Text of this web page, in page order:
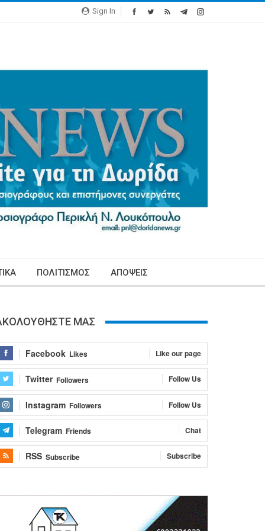
Sign In
ΠΟΛΙΤΙΣΜΟΣ ΑΠΟΨΕΙΣ
ΜΑΣ
Facebook Likes Like our page
Twitter Followers Follow Us
Instagram Followers Follow Us
Telegram Friends Chat
RSS Subscribe Subscribe